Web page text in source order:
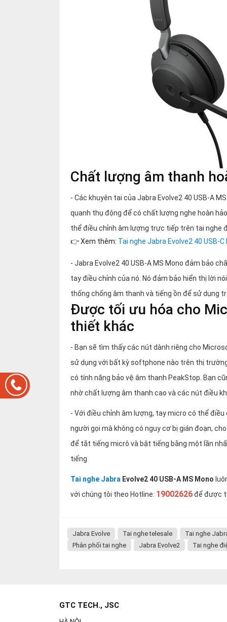
Chất lượng âm thanh
- Các khuyên tai của Jabra Evolve2 40 USB-A
quanh thụ động để có chất lượng nghe hoàn
thể điều chỉnh âm lượng trực tiếp trên tai nghe
👉 Xem thêm: Tai nghe Jabra Evolve2 40 USB-C
- Jabra Evolve2 40 USB-A MS Mono đảm bảo
tay điều chỉnh của nó. Nó đảm bảo hiển thị lời
thống chống âm thanh và tiếng ồn để sử dụng
Được tối ưu hóa cho
thiết khác
- Bạn sẽ tìm thấy các nút dành riêng cho
sử dụng với bất kỳ softphone nào trên thị trường
có tính năng bảo vệ âm thanh PeakStop. Bạn
nhờ chất lượng âm thanh cao và các nút điều
- Với điều chỉnh âm lượng, tay micro có thể
người gọi mà không có nguy cơ bị gián đoạn,
để tắt tiếng micrô và bật tiếng bằng một lần
tiếng
Tai nghe Jabra Evolve2 40 USB-A MS Mono
với chúng tôi theo Hotline: 19002626để được
Jabra Evolve Tai nghe telesale Tai nghe
Phân phối tai nghe
Jabra Evolve2 Tai nghe
GTC TECH., JSC